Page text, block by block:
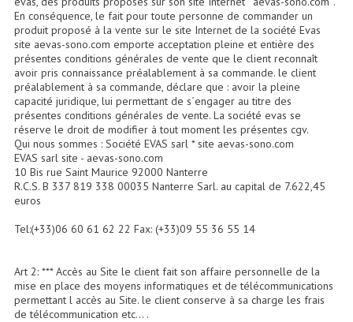
Faire Votre Devis
CATÉGORIES
Sonorisation
Accessoires Pieds Cellules Diamants
Accessoires Enceintes
Accessoires Micro, Pieds De Régie
Diamants
Pieds D'enceintes
Selecteurs Audio Vidéo
En conséquence, le fait pour toute personne de commander un
produit proposé à la vente sur le site Internet de la société Evas
site aevas-sono.com emporte acceptation pleine et entière des
présentes conditions générales de vente que le client reconnaît
avoir pris connaissance préalablement à sa commande. le client
préalablement à sa commande, déclare que : avoir la pleine
capacité juridique, lui permettant de s´engager au titre des
présentes conditions générales de vente. La société evas se
réserve le droit de modifier à tout moment les présentes cgv.
Qui nous sommes : Société EVAS sarl * site aevas-sono.com
EVAS sarl site - aevas-sono.com
10 Bis rue Saint Maurice 92000 Nanterre
R.C.S. B 337 819 338 00035 Nanterre Sarl. au capital de 7.622,45
euros
Tel:(+33)06 60 61 62 22 Fax: (+33)09 55 36 55 14
Art 2: *** Accès au Site le client fait son affaire personnelle de la
mise en place des moyens informatiques et de télécommunications
permettant l accès au Site. le client conserve à sa charge les frais
de télécommunication etc... .